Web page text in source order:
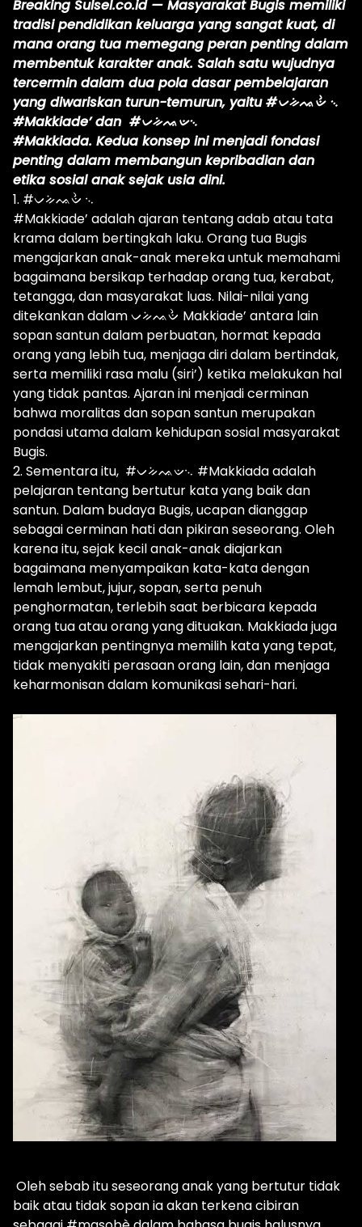
Breaking Sulsel.co.id — Masyarakat Bugis memiliki
tradisi pendidikan keluarga yang sangat kuat, di
mana orang tua memegang peran penting dalam
membentuk karakter anak. Salah satu wujudnya
tercermin dalam dua pola dasar pembelajaran
yang diwariskan turun-temurun, yaitu #ᨆᨀᨗᨕᨉᨛ ᨞
#Makkiade’ dan #ᨆᨀᨗᨕᨉ᨞
#Makkiada. Kedua konsep ini menjadi fondasi
penting dalam membangun kepribadian dan
etika sosial anak sejak usia dini.
1. #ᨆᨀᨗᨕᨉᨛ ᨞
#Makkiade’ adalah ajaran tentang adab atau tata
krama dalam bertingkah laku. Orang tua Bugis
mengajarkan anak-anak mereka untuk memahami
bagaimana bersikap terhadap orang tua, kerabat,
tetangga, dan masyarakat luas. Nilai-nilai yang
ditekankan dalam ᨆᨀᨗᨕᨉᨛ Makkiade’ antara lain
sopan santun dalam perbuatan, hormat kepada
orang yang lebih tua, menjaga diri dalam bertindak,
serta memiliki rasa malu (siri’) ketika melakukan hal
yang tidak pantas. Ajaran ini menjadi cerminan
bahwa moralitas dan sopan santun merupakan
pondasi utama dalam kehidupan sosial masyarakat
Bugis.
2. Sementara itu, #ᨆᨀᨗᨕᨉ᨞ #Makkiada adalah
pelajaran tentang bertutur kata yang baik dan
santun. Dalam budaya Bugis, ucapan dianggap
sebagai cerminan hati dan pikiran seseorang. Oleh
karena itu, sejak kecil anak-anak diajarkan
bagaimana menyampaikan kata-kata dengan
lemah lembut, jujur, sopan, serta penuh
penghormatan, terlebih saat berbicara kepada
orang tua atau orang yang dituakan. Makkiada juga
mengajarkan pentingnya memilih kata yang tepat,
tidak menyakiti perasaan orang lain, dan menjaga
keharmonisan dalam komunikasi sehari-hari.
Oleh sebab itu seseorang anak yang bertutur tidak
baik atau tidak sopan ia akan terkena cibiran